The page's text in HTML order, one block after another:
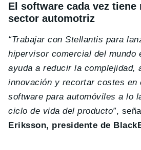
El software cada vez tiene
sector automotriz
“Trabajar con Stellantis para
hipervisor comercial del mundo
ayuda a reducir la complejidad,
innovación y recortar costes en
software para automóviles a lo
ciclo de vida del producto”,
Eriksson, presidente de